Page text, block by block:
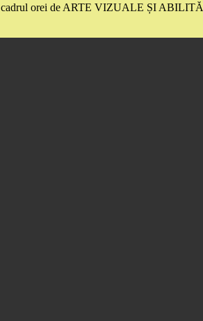
orei de ARTE VIZUALE ȘI